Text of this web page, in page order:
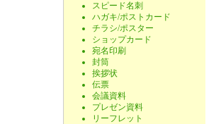
スピード名刺
ハガキ/ポストカード
チラシ/ポスター
ショップカード
宛名印刷
封筒
挨拶状
伝票
会議資料
プレゼン資料
リーフレット